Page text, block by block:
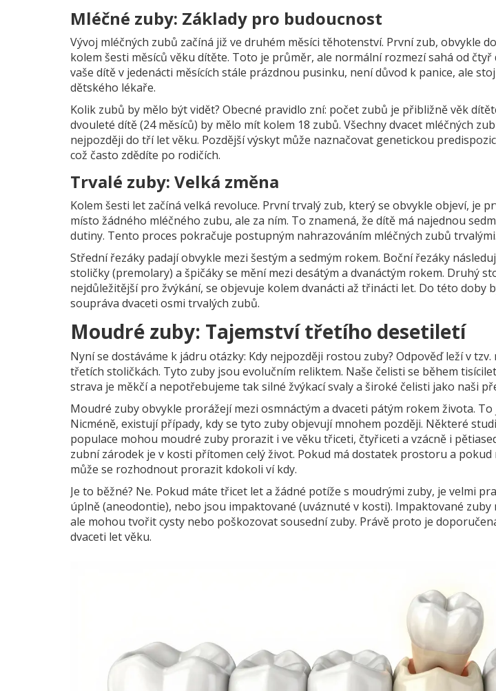
Mléčné zuby: Základy pro budoucnost
Vývoj mléčných zubů začíná již ve druhém měsíci těhotenství. První zub, obvykle
kolem šesti měsíců věku dítěte. Toto je průměr, ale normální rozmezí sahá od čtyř
vaše dítě v jedenácti měsících stále prázdnou pusinku, není důvod k panice, ale
dětského lékaře.
Kolik zubů by mělo být vidět? Obecné pravidlo zní: počet zubů je přibližně věk
dvouleté dítě (24 měsíců) by mělo mít kolem 18 zubů. Všechny dvacet mléčných
nejpozději do tří let věku. Pozdější výskyt může naznačovat genetickou
což často zdědíte po rodičích.
Trvalé zuby: Velká změna
Kolem šesti let začíná velká revoluce. První trvalý zub, který se obvykle objeví, je
místo žádného mléčného zubu, ale za ním. To znamená, že dítě má najednou
dutiny. Tento proces pokračuje postupným nahrazováním mléčných zubů trvalými.
Střední řezáky padají obvykle mezi šestým a sedmým rokem. Boční řezáky
stoličky (premolary) a špičáky se mění mezi desátým a dvanáctým rokem. Druhý
nejdůležitější pro žvýkání, se objevuje kolem dvanácti až třinácti let. Do této doby
soupráva dvaceti osmi trvalých zubů.
Moudré zuby: Tajemství třetího desetiletí
Nyní se dostáváme k jádru otázky: Kdy nejpozději rostou zuby? Odpověď leží v
třetích stoličkách. Tyto zuby jsou evolučním reliktem. Naše čelisti se během
strava je měkčí a nepotřebujeme tak silné žvýkací svaly a široké čelisti jako naši
Moudré zuby obvykle prorážejí mezi osmnáctým a dvaceti pátým rokem života. To
Nicméně, existují případy, kdy se tyto zuby objevují mnohem později. Některé
populace mohou moudré zuby prorazit i ve věku třiceti, čtyřiceti a vzácně i
zubní zárodek je v kosti přítomen celý život. Pokud má dostatek prostoru a
může se rozhodnout prorazit kdokoli ví kdy.
Je to běžné? Ne. Pokud máte třicet let a žádné potíže s moudrými zuby, je velmi
úplně (aneodontie), nebo jsou impaktované (uváznuté v kosti). Impaktované
ale mohou tvořit cysty nebo poškozovat sousední zuby. Právě proto je
dvaceti let věku.